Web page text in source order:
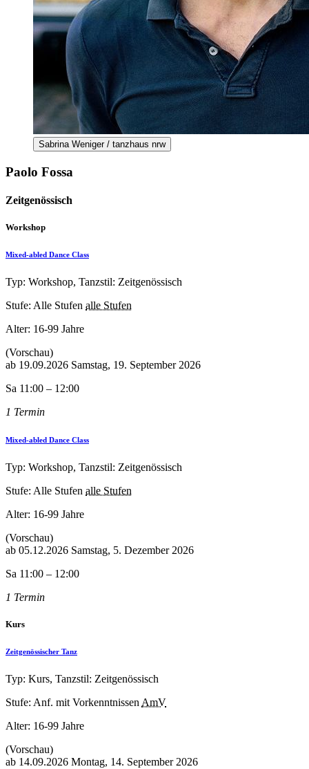
Sabrina Weniger / tanzhaus nrw
Paolo Fossa
Zeitgenössisch
Workshop
Mixed-abled Dance Class
Typ: Workshop, Tanzstil: Zeitgenössisch
Stufe: Alle Stufen alle Stufen
Alter: 16-99 Jahre
(Vorschau)
ab 19.09.2026 Samstag, 19. September 2026
Sa 11:00 – 12:00
1 Termin
Mixed-abled Dance Class
Typ: Workshop, Tanzstil: Zeitgenössisch
Stufe: Alle Stufen alle Stufen
Alter: 16-99 Jahre
(Vorschau)
ab 05.12.2026 Samstag, 5. Dezember 2026
Sa 11:00 – 12:00
1 Termin
Kurs
Zeitgenössischer Tanz
Typ: Kurs, Tanzstil: Zeitgenössisch
Stufe: Anf. mit VorkenntnissenAmV
Alter: 16-99 Jahre
(Vorschau)
ab 14.09.2026 Montag, 14. September 2026